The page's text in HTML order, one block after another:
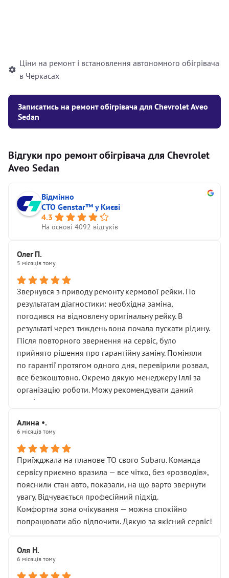
Ціни на ремонт і встановлення автономного обігрівача
в Черкасах
Записатись на ремонт обігрівача для Chevrolet Aveo
Sedan
Відгуки про ремонт обігрівача для Chevrolet
Aveo Sedan
Відмінно
СТО Genstar™ у Києві
4.3
На основі 4092 відгуків
Олег П.
5 місяців тому
Звернувся з приводу ремонту кермової рейки. По
результатам діагностики: необхідна заміна,
погодився на відновлену оригінальну рейку. В
результаті через тиждень вона почала пускати рідину.
Після повторного звернення на сервіс, було
прийнято рішення про гарантійну заміну. Поміняли
по гарантії протягом одного дня, перевірили розвал,
все безкоштовно. Окремо дякую менеджеру Іллі за
організацію роботи. Можу рекомендувати даний
сервіс.
Алина •.
6 місяців тому
Приїжджала на планове ТО свого Subaru. Команда
сервісу приємно вразила — все чітко, без «розводів»,
пояснили стан авто, показали, на що варто звернути
увагу. Відчувається професійний підхід.
Комфортна зона очікування — можна спокійно
попрацювати або відпочити. Дякую за якісний сервіс!
Оля Н.
6 місяців тому